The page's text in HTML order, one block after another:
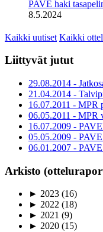
PAVE haki
8.5.2024
Kaikki uutiset Kaikki
Liittyvät jutut
29.08.2014 -
21.04.2014 -
16.07.2011 - MPR
06.05.2011 - MPR
16.07.2009 -
05.05.2009 -
06.01.2007 -
Arkisto
► 2023 (16)
► 2022 (18)
► 2021 (9)
► 2020 (15)